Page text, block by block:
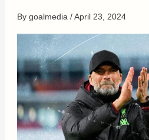
By goalmedia /April 23, 2024